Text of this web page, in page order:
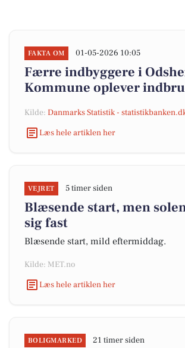
FAKTA OM 01-05-2026 10:05
Færre indbyggere i
Kommune oplever
Kilde: Danmarks Statistik -
Læs hele artiklen her
VEJRET 5 timer siden
Blæsende start, men
sig fast
Blæsende start, mild eftermiddag.
Kilde: MET.no
Læs hele artiklen her
BOLIGMARKED 21 timer siden